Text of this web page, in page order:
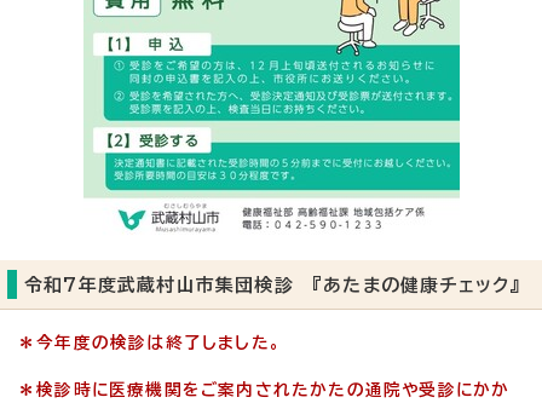
令和7年度武蔵村山市集団検診 『あたまの健康チェック』
＊今年度の検診は終了しました。
＊検診時に医療機関をご案内されたかたの通院や受診にかか